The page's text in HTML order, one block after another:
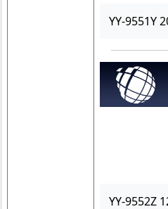
YY-9551Y
YY-9552Z